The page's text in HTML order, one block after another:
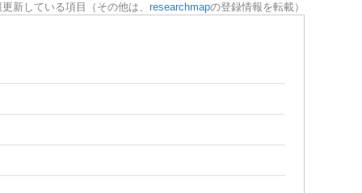
新している項目（その他は、 researchmapの登録情報を転載）